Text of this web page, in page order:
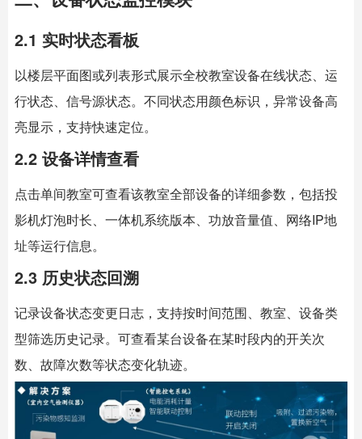
2.1 实时状态看板
以楼层平面图或列表形式展示全校教室设备在线状态、运
行状态、信号源状态。不同状态用颜色标识，异常设备高
亮显示，支持快速定位。
2.2 设备详情查看
点击单间教室可查看该教室全部设备的详细参数，包括投
影机灯泡时长、一体机系统版本、功放音量值、网络IP地
址等运行信息。
2.3 历史状态回溯
记录设备状态变更日志，支持按时间范围、教室、设备类
型筛选历史记录。可查看某台设备在某时段内的开关次
数、故障次数等状态变化轨迹。